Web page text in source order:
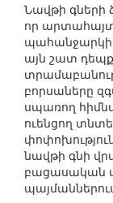
Նավթի գների
որ
այն շատ
բորսաները
սպառող
ուենցող
նավթի գնի
բացասական